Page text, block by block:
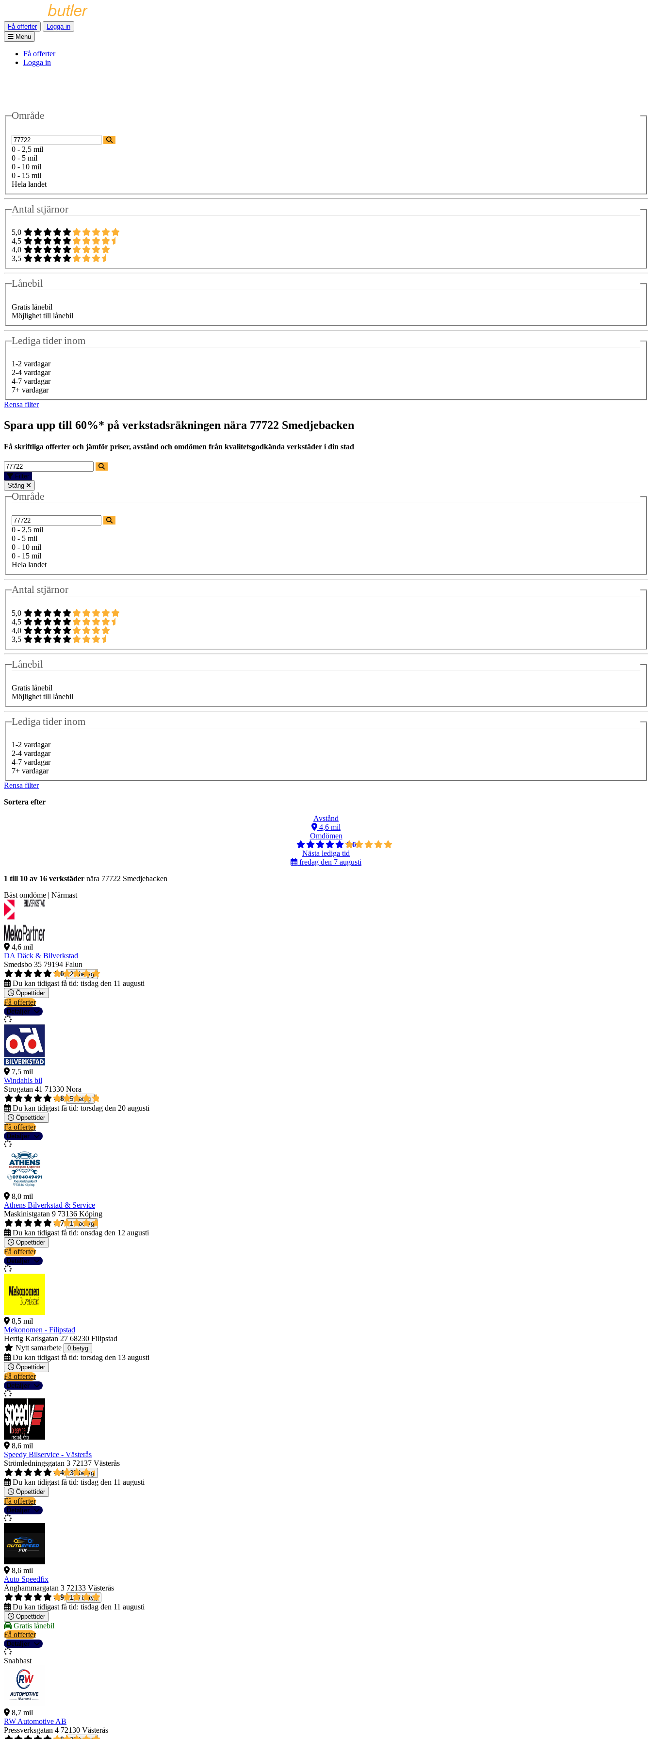
Få offerter
Logga in
Menu
Få offerter
Logga in
Område
0 - 2,5 mil
0 - 5 mil
0 - 10 mil
0 - 15 mil
Hela landet
Antal stjärnor
5,0
4,5
4,0
3,5
Lånebil
Gratis lånebil
Möjlighet till lånebil
Lediga tider inom
1-2 vardagar
2-4 vardagar
4-7 vardagar
7+ vardagar
Rensa filter
Spara upp till 60%* på verkstadsräkningen nära 77722 Smedjebacken
Få skriftliga offerter och jämför priser, avstånd och omdömen från kvalitetsgodkända verkstäder i din stad
Filter
Stäng
Område
0 - 2,5 mil
0 - 5 mil
0 - 10 mil
0 - 15 mil
Hela landet
Antal stjärnor
5,0
4,5
4,0
3,5
Lånebil
Gratis lånebil
Möjlighet till lånebil
Lediga tider inom
1-2 vardagar
2-4 vardagar
4-7 vardagar
7+ vardagar
Rensa filter
Sortera efter
Avstånd
4,6 mil
Omdömen
5,0
Nästa lediga tid
fredag den 7 augusti
1 till 10 av 16 verkstäder nära 77722 Smedjebacken
Bäst omdöme | Närmast
4,6 mil
DA Däck & Bilverkstad
Smedsbo 35 79194 Falun
5,0
21 betyg
Du kan tidigast få tid: tisdag den 11 augusti
Öppettider
Få offerter
Detaljer
7,5 mil
Windahls bil
Strogatan 41 71330 Nora
4,8
5 betyg
Du kan tidigast få tid: torsdag den 20 augusti
Öppettider
Få offerter
Detaljer
8,0 mil
Athens Bilverkstad & Service
Maskinistgatan 9 73136 Köping
4,7
11 betyg
Du kan tidigast få tid: onsdag den 12 augusti
Öppettider
Få offerter
Detaljer
8,5 mil
Mekonomen - Filipstad
Hertig Karlsgatan 27 68230 Filipstad
Nytt samarbete
0 betyg
Du kan tidigast få tid: torsdag den 13 augusti
Öppettider
Få offerter
Detaljer
8,6 mil
Speedy Bilservice - Västerås
Strömledningsgatan 3 72137 Västerås
4,4
38 betyg
Du kan tidigast få tid: tisdag den 11 augusti
Öppettider
Få offerter
Detaljer
8,6 mil
Auto Speedfix
Ånghammargatan 3 72133 Västerås
4,9
125 betyg
Du kan tidigast få tid: tisdag den 11 augusti
Öppettider
Gratis lånebil
Få offerter
Detaljer
Snabbast
8,7 mil
RW Automotive AB
Pressverksgatan 4 72130 Västerås